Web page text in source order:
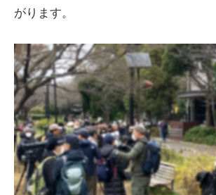
がります。